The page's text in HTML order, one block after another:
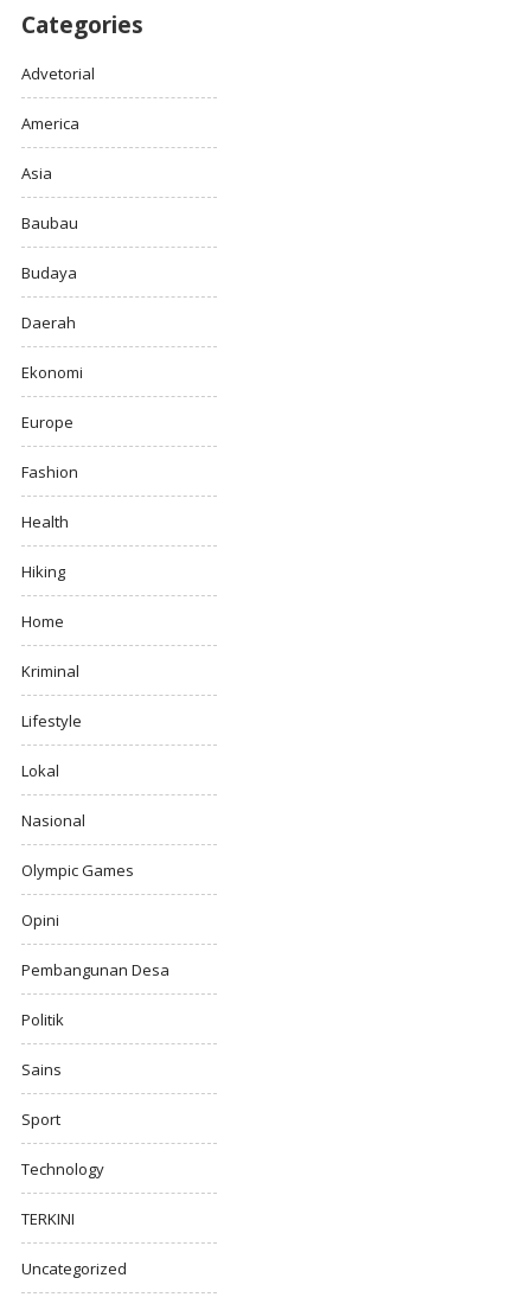
Categories
Advetorial
America
Asia
Baubau
Budaya
Daerah
Ekonomi
Europe
Fashion
Health
Hiking
Home
Kriminal
Lifestyle
Lokal
Nasional
Olympic Games
Opini
Pembangunan Desa
Politik
Sains
Sport
Technology
TERKINI
Uncategorized